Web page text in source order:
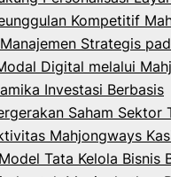
Kompetitif
Strategis
Digital melalui
Investasi Berbasis
Saham Sektor
Mahjongways
Model Tata Kelola Bisnis